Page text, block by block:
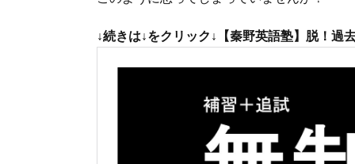
↓続きは↓をクリック↓ 【秦野英語塾】脱！過